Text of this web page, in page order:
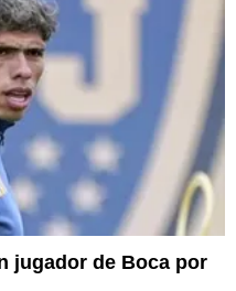
jugador de Boca por